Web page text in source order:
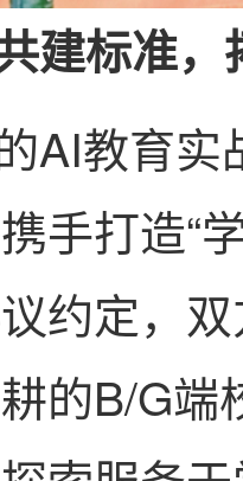
建标准
AI教育
手打造“
约定，
的B/G